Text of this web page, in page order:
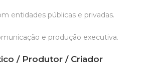
entidades públicas e privadas.
e produção executiva.
/ Produtor / Criador